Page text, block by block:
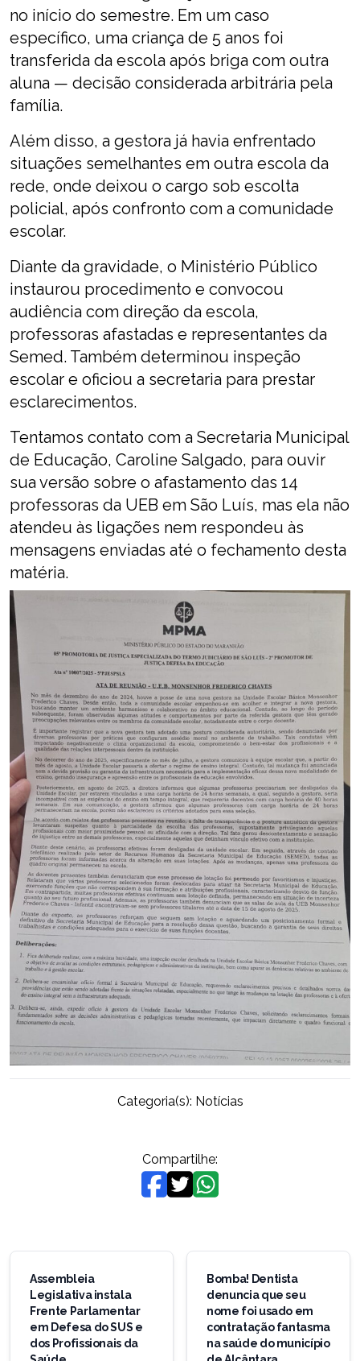
no início do semestre. Em um caso
específico, uma criança de 5 anos foi
transferida da escola após briga com outra
aluna — decisão considerada arbitrária pela
família.
Além disso, a gestora já havia enfrentado
situações semelhantes em outra escola da
rede, onde deixou o cargo sob escolta
policial, após confronto com a comunidade
escolar.
Diante da gravidade, o Ministério Público
instaurou procedimento e convocou
audiência com direção da escola,
professoras afastadas e representantes da
Semed. Também determinou inspeção
escolar e oficiou a secretaria para prestar
esclarecimentos.
Tentamos contato com a Secretaria Municipal
de Educação, Caroline Salgado, para ouvir
sua versão sobre o afastamento das 14
professoras da UEB em São Luís, mas ela não
atendeu às ligações nem respondeu às
mensagens enviadas até o fechamento desta
matéria.
Categoria(s): Notícias
Compartilhe:
Navegação
Post
Assembleia
Legislativa instala
Frente Parlamentar
em Defesa do SUS e
dos Profissionais da
Bomba! Dentista
denuncia que seu
nome foi usado em
contratação fantasma
na saúde do município